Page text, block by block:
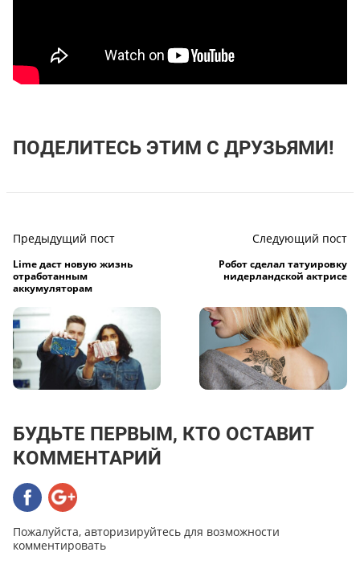
ПОДЕЛИТЕСЬ ЭТИМ С ДРУЗЬЯМИ!
Предыдущий пост
Lime даст новую жизнь
отработанным
аккумуляторам
Следующий пост
Робот сделал татуировку
нидерландской актрисе
БУДЬТЕ ПЕРВЫМ, КТО ОСТАВИТ
КОММЕНТАРИЙ
Пожалуйста, авторизируйтесь для возможности
комментировать